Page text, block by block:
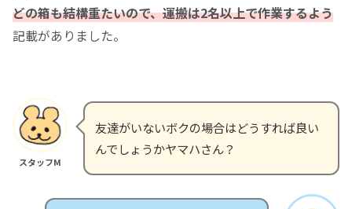
どの箱も結構重たいので、運搬は2名以上で作業するよう
記載がありました。
スタッフM
友達がいないボクの場合はどうすれば良い
んでしょうかヤマハさん？